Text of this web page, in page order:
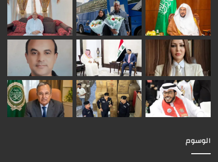
الوسوم